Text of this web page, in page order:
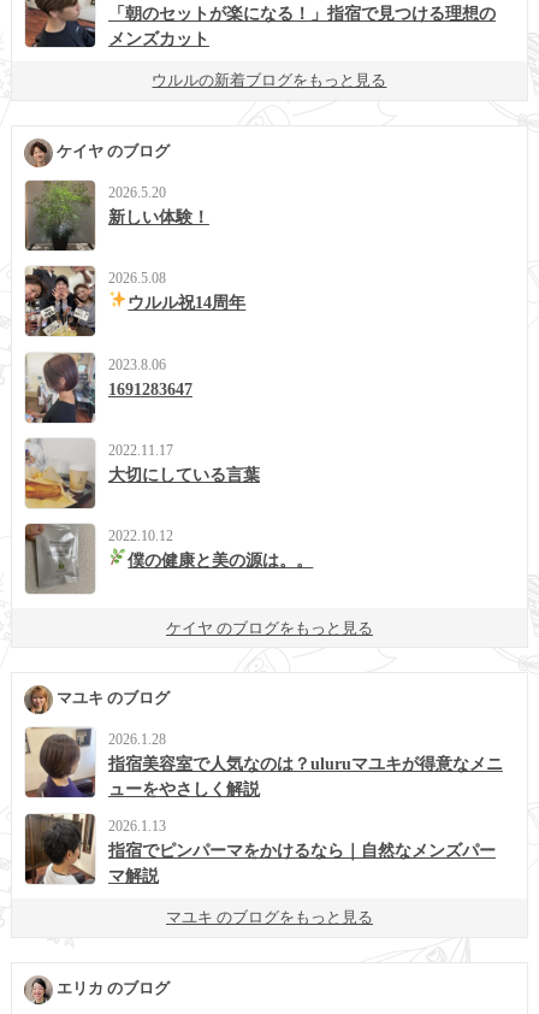
「朝のセットが楽になる！」指宿で見つける理想の
メンズカット
ウルルの新着ブログをもっと見る
ケイヤ のブログ
2026.5.20
新しい体験！
2026.5.08
ウルル祝14周年
2023.8.06
1691283647
2022.11.17
大切にしている言葉
2022.10.12
僕の健康と美の源は。。
ケイヤ のブログをもっと見る
マユキ のブログ
2026.1.28
指宿美容室で人気なのは？uluruマユキが得意なメニ
ューをやさしく解説
2026.1.13
指宿でピンパーマをかけるなら｜自然なメンズパー
マ解説
マユキ のブログをもっと見る
エリカ のブログ